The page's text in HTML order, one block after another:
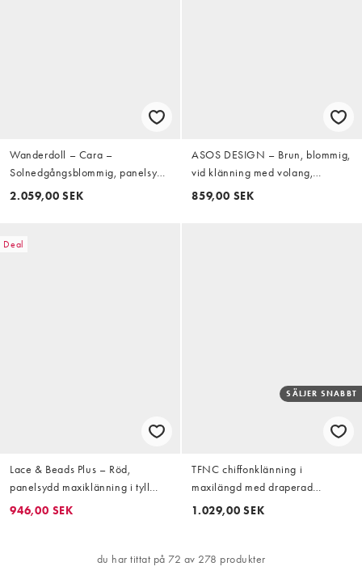
Wanderdoll – Cara –
Solnedgångsblommig, panelsydd
maxiklänning med djup
2.059,00 SEK
ASOS DESIGN – Brun, blommig,
vid klänning med volang,
spetsdetaljer och öppen rygg
859,00 SEK
Deal
Lace & Beads Plus – Röd,
panelsydd maxiklänning i tyll
med volang
946,00 SEK
SÄLJER SNABBT
TFNC chiffonklänning i
maxilängd med draperad
ringning och orange blommigt
1.029,00 SEK
du har tittat på 72 av 278 produkter